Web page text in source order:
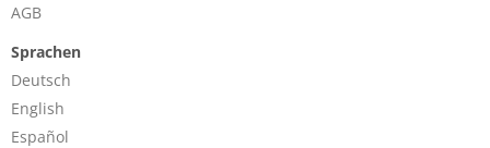
AGB
Sprachen
Deutsch
English
Español